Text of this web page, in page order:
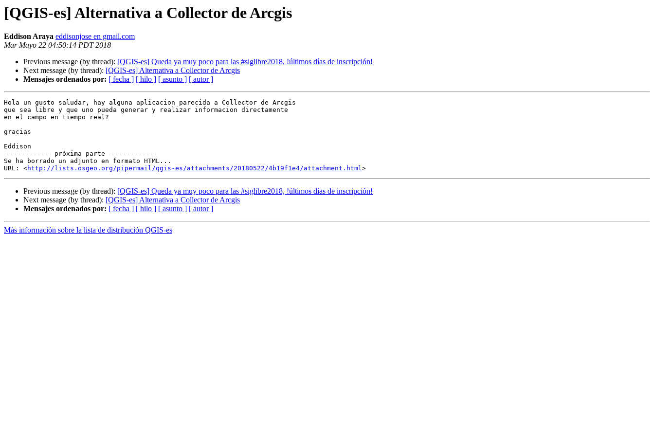
[QGIS-es] Alternativa a Collector de Arcgis
Eddison Araya eddisonjose en gmail.com
Mar Mayo 22 04:50:14 PDT 2018
Previous message (by thread): [QGIS-es] Queda ya muy poco para las #siglibre2018, !últimos días de inscripción!
Next message (by thread): [QGIS-es] Alternativa a Collector de Arcgis
Mensajes ordenados por: [ fecha ] [ hilo ] [ asunto ] [ autor ]
Hola un gusto saludar, hay alguna aplicacion parecida a Collector de Arcgis
que sea libre y que uno pueda generar y realizar informacion directamente
en el campo en tiempo real?
gracias
Eddison
------------ próxima parte ------------
Se ha borrado un adjunto en formato HTML...
URL: <http://lists.osgeo.org/pipermail/qgis-es/attachments/20180522/4b19f1e4/attachment.html
Previous message (by thread): [QGIS-es] Queda ya muy poco para las #siglibre2018, !últimos días de inscripción!
Next message (by thread): [QGIS-es] Alternativa a Collector de Arcgis
Mensajes ordenados por: [ fecha ] [ hilo ] [ asunto ] [ autor ]
Más información sobre la lista de distribución QGIS-es